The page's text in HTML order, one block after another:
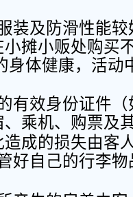
装及防滑性能
摊小贩处购买
身体健康，活动
有效身份证件
乘机、购票及
成的损失由客
好自己的行李